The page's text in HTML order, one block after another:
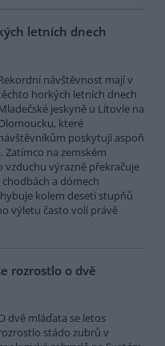
letních dnech
návštěvnost mají v
horkých letních dnech
jeskyně u Litovle na
které
poskytují aspoň
na zemském
výrazně překračuje
a dómech
kolem deseti stupňů
výletu často volí právě
rozrostlo o dvě
dvě mláďata se letos
stádo zubrů v